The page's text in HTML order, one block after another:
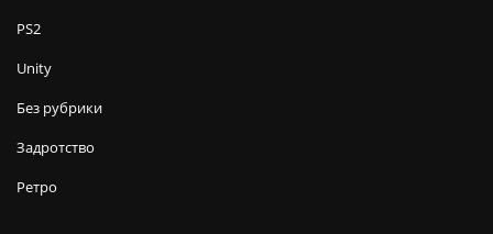
PS2
Unity
Без рубрики
Задротство
Ретро